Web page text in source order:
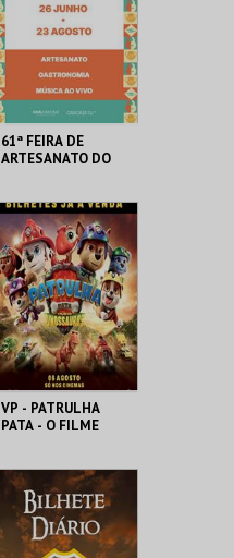
MAIS INFO
COMPRAR
61ª FEIRA DE
ARTESANATO DO
FIARTIL
MAIS INFO
COMPRAR
VP - PATRULHA
PATA - O FILME
CINEMAS CINEMAX
PENAFIEL
MAIS INFO